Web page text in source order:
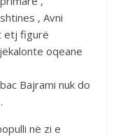
, Avni
etj figurë
oqeane
Bajrami nuk do
në zi e